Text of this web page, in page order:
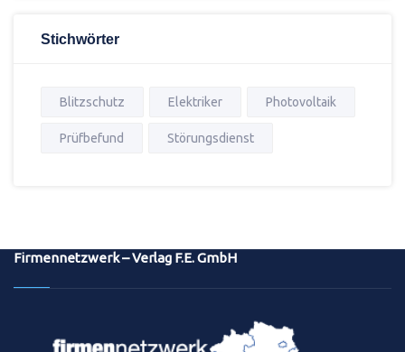
Stichwörter
Blitzschutz Elektriker Photovoltaik
Prüfbefund Störungsdienst
Firmennetzwerk – Verlag F.E. GmbH